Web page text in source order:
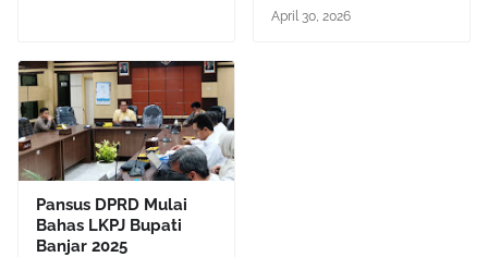
April 30, 2026
Pansus DPRD Mulai
Bahas LKPJ Bupati
Banjar 2025